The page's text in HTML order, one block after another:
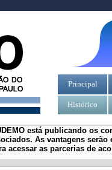
Principal
Histórico
está publicando os
As vantagens serão
acessar as parcerias de